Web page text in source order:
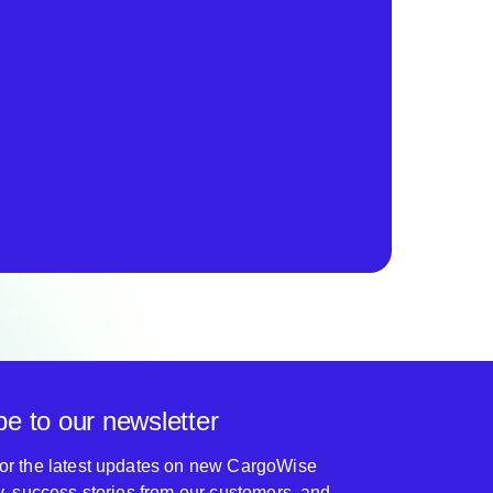
to our newsletter
the latest updates on new CargoWise